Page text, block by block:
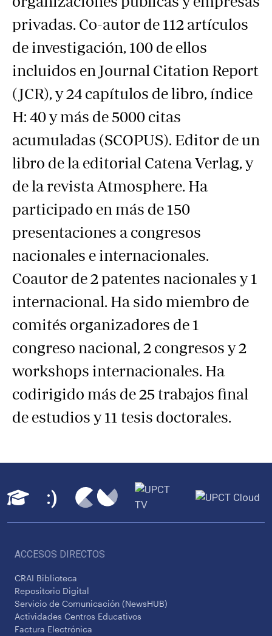
privadas. Co-autor de 112 artículos
de investigación, 100 de ellos
incluidos en Journal Citation Report
(JCR), y 24 capítulos de libro, índice
H: 40 y más de 5000 citas
acumuladas (SCOPUS). Editor de un
libro de la editorial Catena Verlag, y
de la revista Atmosphere. Ha
participado en más de 150
presentaciones a congresos
nacionales e internacionales.
Coautor de 2 patentes nacionales y 1
internacional. Ha sido miembro de
comités organizadores de 1
congreso nacional, 2 congresos y 2
workshops internacionales. Ha
codirigido más de 25 trabajos final
de estudios y 11 tesis doctorales.
ACCESOS DIRECTOS
CRAI Biblioteca
Repositorio Digital
Servicio de Comunicación (NewsHUB)
Actividades Centros Educativos
Factura Electrónica